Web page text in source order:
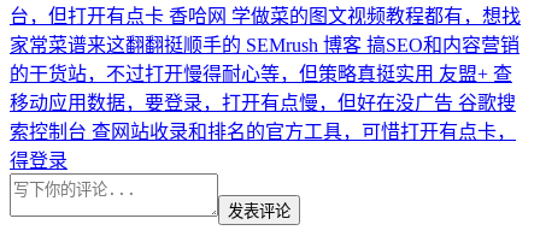
台，但打开有点卡 香哈网 学做菜的图文视频教程都有，想找
家常菜谱来这翻翻挺顺手的 SEMrush 博客 搞SEO和内容营销
的干货站，不过打开慢得耐心等，但策略真挺实用 友盟+ 查
移动应用数据，要登录，打开有点慢，但好在没广告 谷歌搜
索控制台 查网站收录和排名的官方工具，可惜打开有点卡，
得登录
发表评论